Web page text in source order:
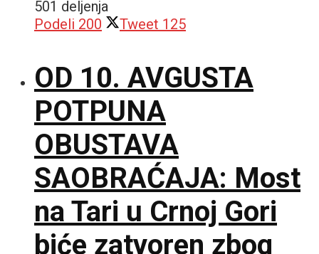
501 deljenja
Podeli 200 Tweet 125
OD 10. AVGUSTA
POTPUNA
OBUSTAVA
SAOBRAĆAJA: Most
na Tari u Crnoj Gori
biće zatvoren zbog